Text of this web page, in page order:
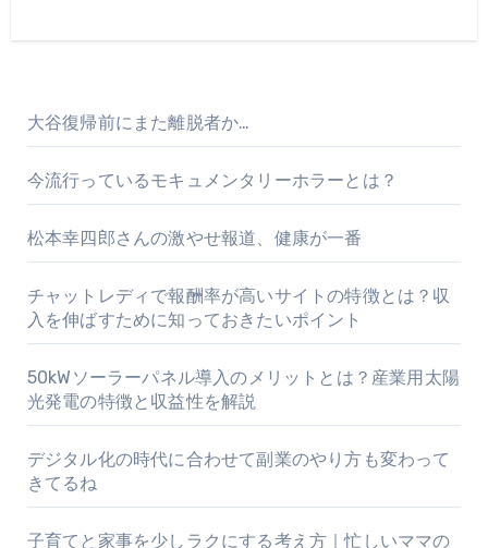
大谷復帰前にまた離脱者か…
今流行っているモキュメンタリーホラーとは？
松本幸四郎さんの激やせ報道、健康が一番
チャットレディで報酬率が高いサイトの特徴とは？収
入を伸ばすために知っておきたいポイント
50kWソーラーパネル導入のメリットとは？産業用太陽
光発電の特徴と収益性を解説
デジタル化の時代に合わせて副業のやり方も変わって
きてるね
子育てと家事を少しラクにする考え方｜忙しいママの